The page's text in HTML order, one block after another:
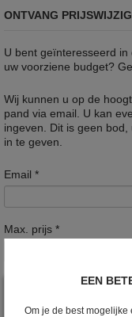
ONTVANG
U bent geïnteresseerd
uw voorziene budget?
Wij kunnen u op de
pand via email. U kan
ingeven. Dit is geen
in te geven.
Email *
Max. prijs *
EEN
Om je de best